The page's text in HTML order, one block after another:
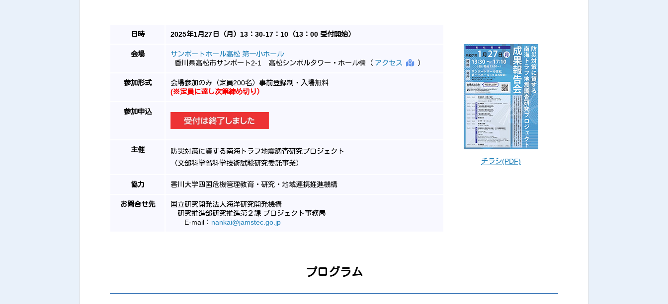
日時 2025年1月27日（月）13：30-17：10（13：00 受付開始）
会場
サンポートホール高松 第一小ホール
香川県高松市サンポート2-1 高松シンボルタワー・ホール棟（ アクセス ）
参加形式
会場参加のみ（定員200名）事前登録制・入場無料
(※定員に達し次第締め切り）
参加申込
主催
防災対策に資する南海トラフ地震調査研究プロジェクト
（文部科学省科学技術試験研究委託事業）
協力 香川大学四国危機管理教育・研究・地域連携推進機構
お問合せ先
国立研究開発法人海洋研究開発機構
研究推進部研究推進第２課 プロジェクト事務局
E-mail： nankai@jamstec.go.jp
チラシ(PDF)
プログラム